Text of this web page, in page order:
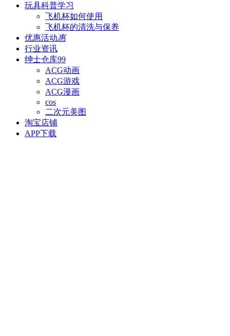
玩具科普学习
飞机杯如何使用
飞机杯的清洗与保养
优惠活动惠
行业资讯
绅士仓库99
ACG动画
ACG游戏
ACG漫画
cos
二次元美图
淘宝店铺
APP下载